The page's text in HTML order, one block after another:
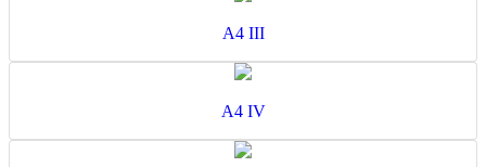
A4 III
A4 IV